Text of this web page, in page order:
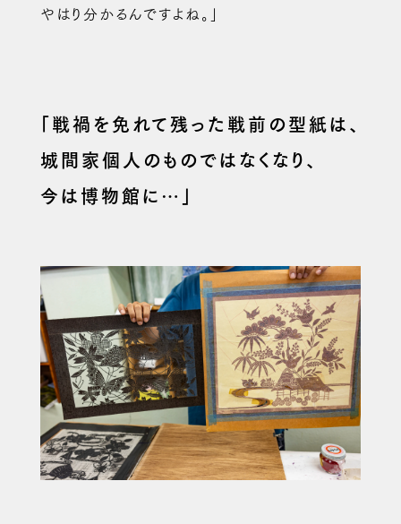
やはり分かるんですよね。」
「戦禍を免れて残った戦前の型紙は、
城間家個人のものではなくなり、
今は博物館に…」